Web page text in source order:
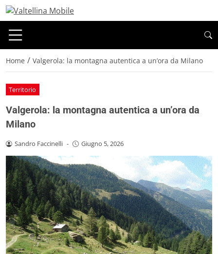
Home / Valgerola: la montagna autentica a un’ora da Milano
Territorio
Valgerola: la montagna autentica a un’ora da
Milano
Sandro Faccinelli - Giugno 5, 2026